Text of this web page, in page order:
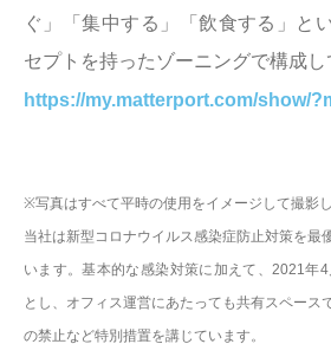
ぐ」「集中する」「飲食する」と
セプトを持ったゾーニングで構成し
https://my.matterport.com/show/
※写真はすべて平時の使用をイメージして撮影し
当社は新型コロナウイルス感染症防止対策を最
います。基本的な感染対策に加えて、2021年
とし、オフィス運営にあたっても共有スペース
の禁止など特別措置を講じています。